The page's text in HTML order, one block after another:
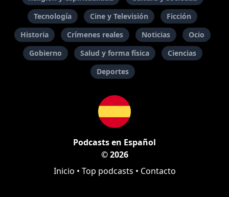
Tecnología
Cine y Televisión
Ficción
Historia
Crímenes reales Noticias
Ocio
Gobierno
Salud y forma física
Ciencias
Deportes
Podcasts en Español
© 2026
Inicio • Top podcasts • Contacto